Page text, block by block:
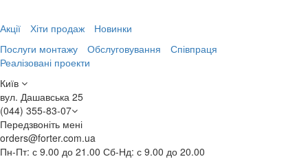
Акції Хіти продаж
Новинки
Послуги монтажу
Обслуговування
Співпраця
Реалізовані проекти
Київ
вул. Дашавська 25
(044) 355-83-07
Передзвоніть мені
orders@forter.com.ua
Пн-Пт: с 9.00 до 21.00 Сб-Нд: с 9.00 до 20.00